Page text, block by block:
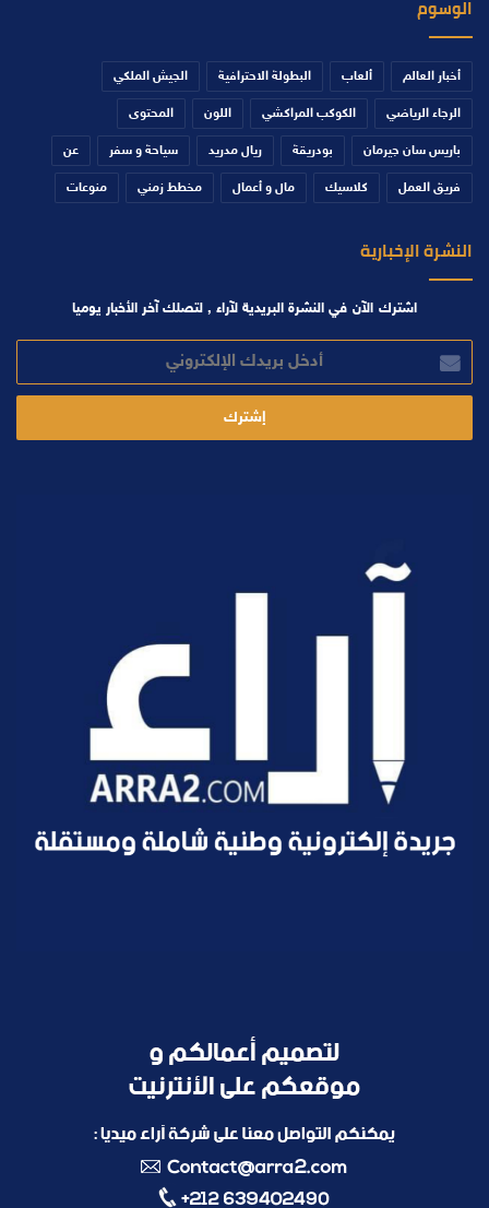
الوسوم
أخبار العالم ألعاب البطولة الاحترافية الجيش الملكي
الرجاء الرياضي الكوكب المراكشي اللون المحتوى
باريس سان جيرمان بودريقة ريال مدريد سياحة و سفر عن
فريق العمل كلاسيك مال و أعمال مخطط زمني منوعات
النشرة الإخبارية
اشترك الآن في النشرة البريدية لآراء , لتصلك آخر الأخبار يوميا
بريدك
الإلكتروني